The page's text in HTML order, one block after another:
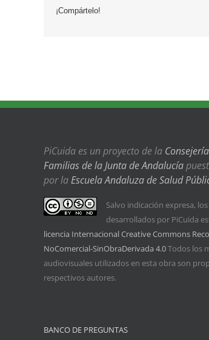
¡Compártelo!
PiCuida es un proyecto de la
Familias de la Junta de Andalucía
por laEscuela Andaluza de Salud
Salvo indicación expresa,
desarrollados por PiCuida
licencia Internacional Creative Commons
NoComercial-SinObraDerivada 4.0Todos los
audiovisuales utilizados en esta obra son
respectivos autores.
BANCO DE PREGUNTAS